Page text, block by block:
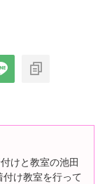
けと教室の池田
け教室を行って